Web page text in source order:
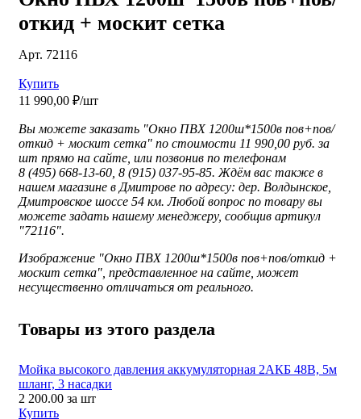
откид + москит сетка
Арт. 72116
Купить
11 990,00 ₽/шт
Вы можете заказать "Окно ПВХ 1200ш*1500в пов+пов/
откид + москит сетка" по стоимости 11 990,00 руб. за
шт прямо на сайте, или позвонив по телефонам
8 (495) 668-13-60, 8 (915) 037-95-85. Ждём вас также в
нашем магазине в Дмитрове по адресу: дер. Волдынское,
Дмитровское шоссе 54 км. Любой вопрос по товару вы
можете задать нашему менеджеру, сообщив артикул
"72116".
Изображение "Окно ПВХ 1200ш*1500в пов+пов/откид +
москит сетка", представленное на сайте, может
несущественно отличаться от реального.
Товары из этого раздела
Мойка высокого давления аккумуляторная 2АКБ 48В, 5м
шланг, 3 насадки
2 200.00 за шт
Купить